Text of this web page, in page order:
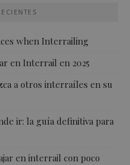
when Interrailing
en Interrail en 2025
a otros interraíles en su
ir: la guía definitiva para
en interrail con poco